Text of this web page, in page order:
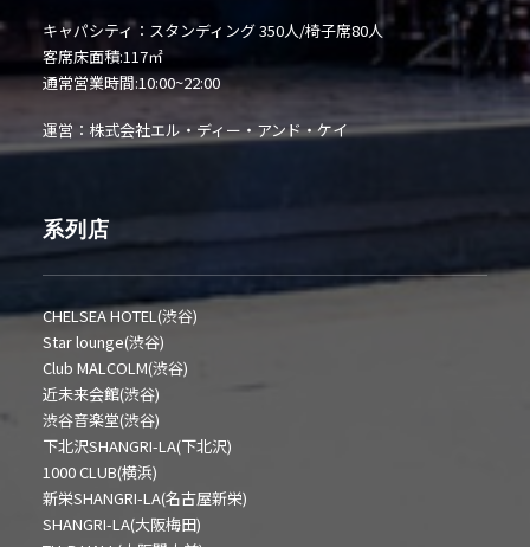
キャパシティ：スタンディング 350人/椅子席80人
客席床面積:117㎡
通常営業時間:10:00~22:00
運営：株式会社エル・ディー・アンド・ケイ
系列店
CHELSEA HOTEL(渋谷)
Star lounge(渋谷)
Club MALCOLM(渋谷)
近未来会館(渋谷)
渋谷音楽堂(渋谷)
下北沢SHANGRI-LA(下北沢)
1000 CLUB(横浜)
新栄SHANGRI-LA(名古屋新栄)
SHANGRI-LA(大阪梅田)